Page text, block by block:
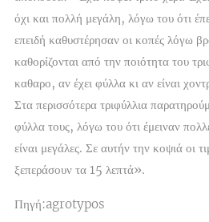
όχι και πολλή μεγάλη, λόγω του ότι
επειδή καθυστέρησαν οι κοπές λόγω
καθορίζονται από την ποιότητα του
καθαρο, αν έχει φύλλα κι αν είναι
Στα περισσότερα τριφύλλια
φύλλα τους, λόγω του ότι έμειναν
είναι μεγάλες. Σε αυτήν την κοψιά οι
ξεπεράσουν τα 15 λεπτά».
Πηγή:agrotypos